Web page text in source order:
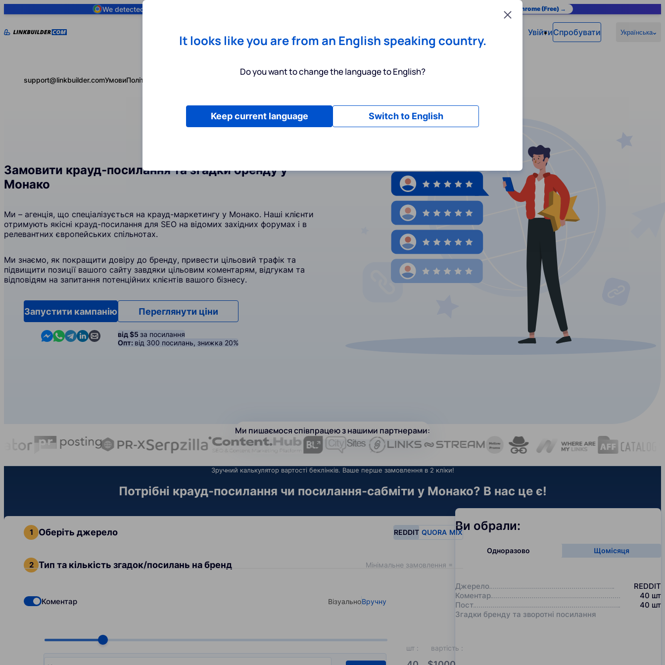
We detected you are using Add to Chrome (Free) →
УвійтиСпробувати Українська
support@linkbuilder.comУмовиПолітика конфіденційності
Замовити крауд-посилання та згадки бренду у
Монако
Ми – агенція, що спеціалізується на крауд-маркетингу у Монако. Наші клієнти
отримують якісні крауд-посилання для SEO на відомих західних форумах і в
релевантних європейських спільнотах.
Ми знаємо, як покращити довіру до бренду, привести цільовий трафік та
підвищити позиції вашого сайту завдяки цільовим коментарям, відгукам та
відповідям на запитання потенційних клієнтів вашого бізнесу.
Запустити кампанію
Contact us in Messenger
Contact us in WhatsApp
Contact us in Telegram
Contact us in Linkedin
Contact us by email
Переглянути ціни
від $5 за посилання
Опт: від 300 посилань, знижка 20%
Ми пишаємося співпрацею з нашими партнерами:
Зручний калькулятор вартості беклінків. Ваше перше замовлення в 2 кліки!
Потрібні крауд-посилання чи посилання-сабміти у Монако? В нас це є!
Оберіть джерело REDDIT QUORA MIX
Тип та кількість згадок/посилань на бренд Мінімальне замовлення = 20
Check if you want to select Dofollow backlinks
Коментар Select your type of input
ВізуальноВручну
Choose quantity, pcs шт : вартість :
Ви обрали:
Одноразово Щомісяця
Джерело
REDDIT
Коментар
40 шт
Пост
40 шт
Згадки бренду та зворотні посилання
Close
It looks like you are from an English speaking country.
Do you want to change the language to English?
Switch to English
Keep current language